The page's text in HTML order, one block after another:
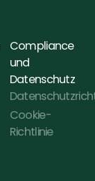
Compliance
und
Datenschutz
Cookie-
Richtlinie